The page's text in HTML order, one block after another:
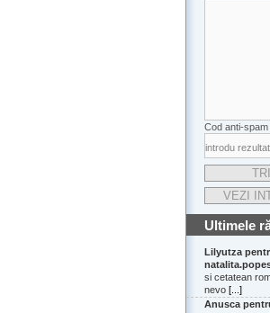
Cod anti-spam |
Ultimele
Lilyutza
si cetatean
nevo [...]
Anusca